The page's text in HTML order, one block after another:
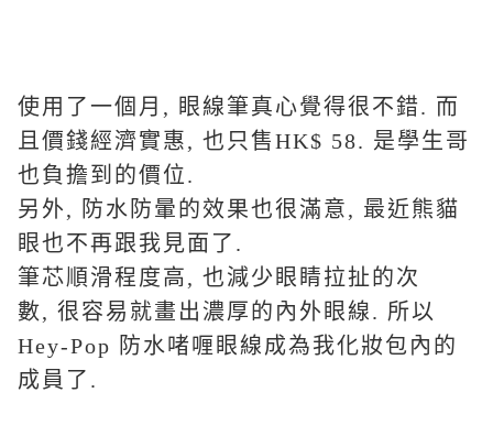
使用了一個月, 眼線筆真心覺得很不錯. 而
且價錢經濟實惠, 也只售HK$ 58. 是學生哥
也負擔到的價位.
另外, 防水防暈的效果也很滿意, 最近熊貓
眼也不再跟我見面了.
筆芯順滑程度高, 也減少眼睛拉扯的次
數, 很容易就畫出濃厚的內外眼線. 所以
Hey-Pop 防水啫喱眼線成為我化妝包內的
成員了.